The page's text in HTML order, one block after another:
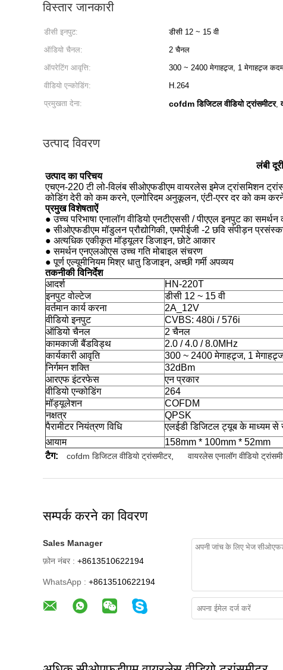
विस्तार जानकारी
डीसी इनपुट: डीसी 12 ~ 15 वी
ऑडियो चैनल:
2 चैनल
ऑपरेटिंग आवृत्ति:
300 ~ 2400 मेगाहट्र्ज, 1 मेगाहट्र्ज
वीडियो एन्कोडिंग:
H.264
प्रमुखता देना:
cofdm डिजिटल वीडियो ट्रांसमीटर,
उत्पाद विवरण
लंबी
उत्पाद का परिचय
एचएन-220 टी लो-विलंब सीओएफडीएम वायरलेस इमेज ट्रांसमिशन
कोडिंग देरी को कम करने, एल्गोरिदम अनुकूलन, एंटी-एरर दर को कम
प्रमुख विशेषताऐं
● उच्च परिभाषा एनालॉग वीडियो एनटीएससी / पीएएल इनपुट का समर्थन
● सीओएफडीएम मॉडुलन प्रौद्योगिकी, एमपीईजी -2 छवि संपीड़न
● अत्यधिक एकीकृत मॉड्यूलर डिजाइन, छोटे आकार
● समर्थन एनएलओएस उच्च गति मोबाइल संचरण
● पूर्ण एल्यूमीनियम मिश्र धातु डिजाइन, अच्छी गर्मी अपव्यय
तकनीकी विनिर्देश
आदर्श
HN-220T
इनपुट वोल्टेज
डीसी 12 ~ 15 वी
वर्तमान कार्य करना
2A_12V
वीडियो इनपुट
CVBS: 480i / 576i
ऑडियो चैनल
2 चैनल
कामकाजी बैंडविड्थ
2.0 / 4.0 / 8.0MHz
कार्यकारी आवृति
300 ~ 2400 मेगाहट्र्ज, 1
निर्गमन शक्ति
32dBm
आरएफ इंटरफेस
एन प्रकार
वीडियो एन्कोडिंग
264
मॉड्यूलेशन
COFDM
नक्षत्र
QPSK
पैरामीटर नियंत्रण विधि
एलईडी डिजिटल ट्यूब के माध्यम से
आयाम
158mm * 100mm * 52mm
टैग:
cofdm डिजिटल वीडियो ट्रांसमीटर, वायरलेस एनालॉग वीडियो
सम्पर्क करने का विवरण
Sales Manager
फ़ोन नंबर : +8613510622194
WhatsApp : +8613510622194